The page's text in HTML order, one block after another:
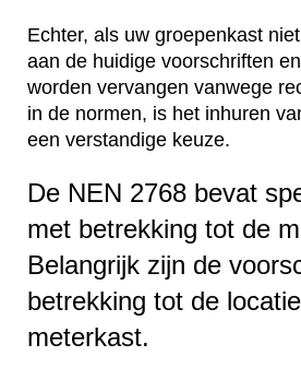
Echter, als uw groepenkast
aan de huidige voorschriften
worden vervangen vanwege
in de normen, is het inhuren
een verstandige keuze.
De NEN 2768 bevat
met betrekking tot de
Belangrijk zijn de
betrekking tot de
meterkast.